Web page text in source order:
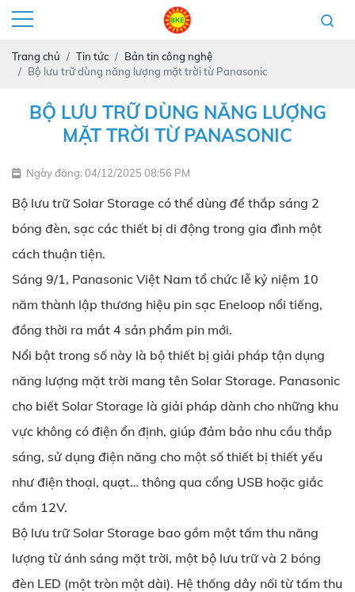
Trang chủ Tin tức
Bản tin công nghệ
Bộ lưu trữ dùng năng lượng mặt trời từ Panasonic
BỘ LƯU TRỮ DÙNG NĂNG LƯỢNG
MẶT TRỜI TỪ PANASONIC
Ngày đăng: 04/12/2025 08:56 PM
Bộ lưu trữ Solar Storage có thể dùng để thắp sáng 2
bóng đèn, sạc các thiết bị di động trong gia đình một
cách thuận tiện.
Sáng 9/1, Panasonic Việt Nam tổ chức lễ kỷ niệm 10
năm thành lập thương hiệu pin sạc Eneloop nổi tiếng,
đồng thời ra mắt 4 sản phẩm pin mới.
Nổi bật trong số này là bộ thiết bị giải pháp tận dụng
năng lượng mặt trời mang tên Solar Storage. Panasonic
cho biết Solar Storage là giải pháp dành cho những khu
vực không có điện ổn định, giúp đảm bảo nhu cầu thắp
sáng, sử dụng điện năng cho một số thiết bị thiết yếu
như điện thoại, quạt… thông qua cổng USB hoặc giắc
cắm 12V.
Bộ lưu trữ Solar Storage bao gồm một tấm thu năng
lượng từ ánh sáng mặt trời, một bộ lưu trữ và 2 bóng
đèn LED (một tròn một dài). Hệ thống dây nối từ tấm thu